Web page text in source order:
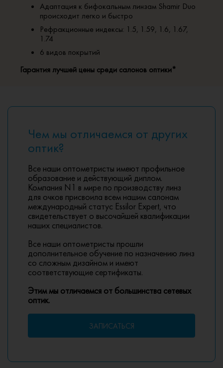
Адаптация к бифокальным линзам Shamir Duo
происходит легко и быстро
Рефракционные индексы: 1.5, 1.59, 1.6, 1.67,
1.74
6 видов покрытий
Гарантия лучшей цены среди салонов оптики*
Чем мы отличаемся от других
оптик?
Все наши оптометристы имеют профильное
образование и действующий диплом.
Компания N1 в мире по производству линз
для очков присвоила всем нашим салонам
международный статус Essilor Expert, что
свидетельствует о высочайшей квалификации
наших специалистов.
Все наши оптометристы прошли
дополнительное обучение по назначению линз
со сложным дизайном и имеют
соответствующие сертификаты.
Этим мы отличаемся от большинства сетевых
оптик.
ЗАПИСАТЬСЯ